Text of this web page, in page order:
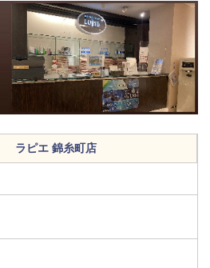
ラピエ 錦糸町店